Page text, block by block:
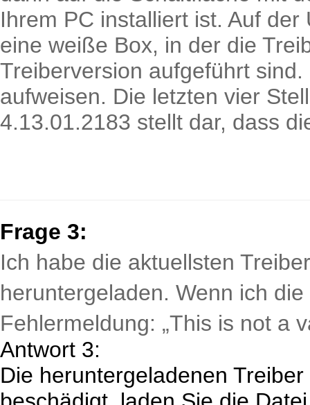
Ihrem PC installiert ist. Auf
eine weiße Box, in der die
Treiberversion aufgeführt
aufweisen. Die letzten vier
4.13.01.2183 stellt dar, dass
Frage 3:
Ich habe die aktuellsten
heruntergeladen. Wenn ich
Fehlermeldung: „This is not a
Antwort 3:
Die heruntergeladenen